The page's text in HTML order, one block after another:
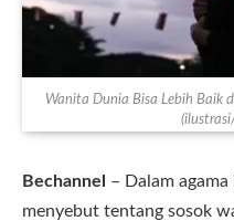
Wanita Dunia Bisa Lebih Baik
Bechannel
– Dalam
menyebut tentang sosok